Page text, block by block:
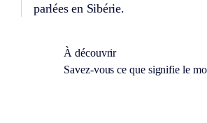
parlées en Sibérie.
À découvrir
Savez-vous ce que signifie le